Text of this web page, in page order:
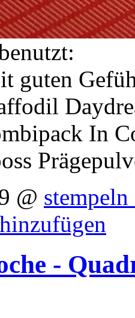
guten
In
@
-